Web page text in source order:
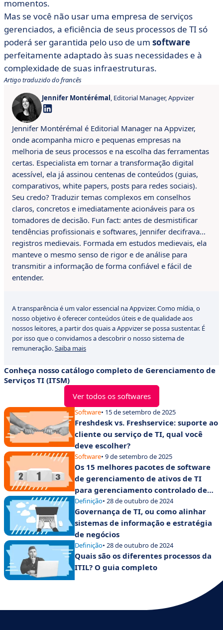
momentos.
Mas se você não usar uma empresa de serviços
gerenciados, a eficiência de seus processos de TI só
poderá ser garantida pelo uso de um software
perfeitamente adaptado às suas necessidades e à
complexidade de suas infraestruturas.
Artigo traduzido do francês
Jennifer Montérémal, Editorial Manager, Appvizer
Jennifer Montérémal é Editorial Manager na Appvizer,
onde acompanha micro e pequenas empresas na
melhoria de seus processos e na escolha das ferramentas
certas. Especialista em tornar a transformação digital
acessível, ela já assinou centenas de conteúdos (guias,
comparativos, white papers, posts para redes sociais).
Seu credo? Traduzir temas complexos em conselhos
claros, concretos e imediatamente acionáveis para os
tomadores de decisão. Fun fact: antes de desmistificar
tendências profissionais e softwares, Jennifer decifrava…
registros medievais. Formada em estudos medievais, ela
manteve o mesmo senso de rigor e de análise para
transmitir a informação de forma confiável e fácil de
entender.
A transparência é um valor essencial na Appvizer. Como mídia, o
nosso objetivo é oferecer conteúdos úteis e de qualidade aos
nossos leitores, a partir dos quais a Appvizer se possa sustentar. É
por isso que o convidamos a descobrir o nosso sistema de
remuneração.Saiba mais
Conheça nosso catálogo completo de Gerenciamento de
Serviços TI (ITSM)
Ver todos os softwares
Software• 15 de setembro de 2025
Freshdesk vs. Freshservice: suporte ao
cliente ou serviço de TI, qual você
deve escolher?
Software• 9 de setembro de 2025
Os 15 melhores pacotes de software
de gerenciamento de ativos de TI
para gerenciamento controlado de
ativos
Definição• 28 de outubro de 2024
Governança de TI, ou como alinhar
sistemas de informação e estratégia
de negócios
Definição• 28 de outubro de 2024
Quais são os diferentes processos da
ITIL? O guia completo